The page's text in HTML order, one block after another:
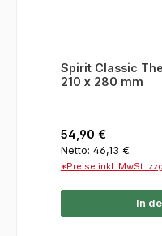
Spirit Classic
210 x 280 mm
Regulärer Preis:
54,90 €
Netto: 46,13 €
*Preise inkl. MwSt.
In